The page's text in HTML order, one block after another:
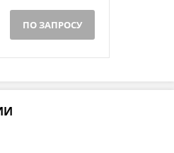
ПО ЗАПРОСУ